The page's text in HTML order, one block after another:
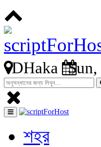
DHaka
শহর